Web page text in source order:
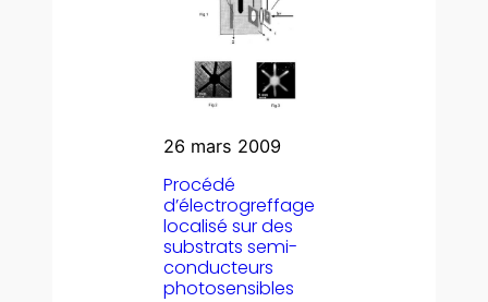
26 mars 2009
Procédé
d’électrogreffage
localisé sur des
substrats semi-
conducteurs
photosensibles